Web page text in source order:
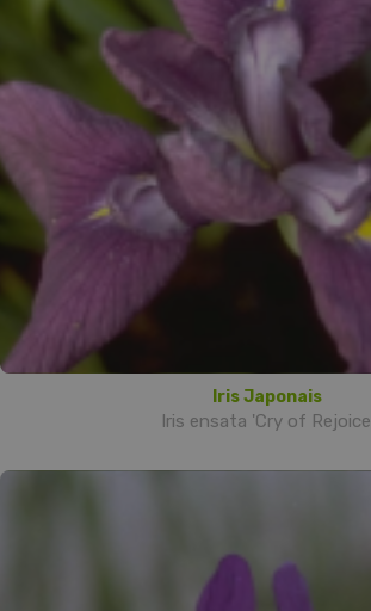
Iris Japonais
Iris ensata 'Cry of